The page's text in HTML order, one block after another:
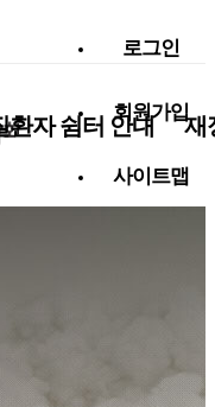
로그인
회원가입
사이트맵
환자 쉼터 안내 재